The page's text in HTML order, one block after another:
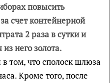
повысить
счет контейнерной
2 раза в сутки и
него золота.
том, что сполоск шлюза
Кроме того, после